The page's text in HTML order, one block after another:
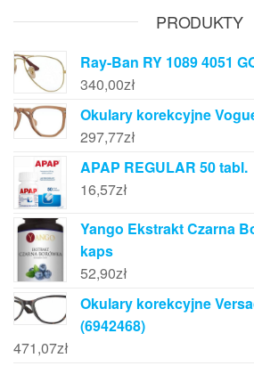
PRODUKTY
Ray-Ban RY 1089 4051
340,00zł
Okulary korekcyjne
297,77zł
APAP REGULAR 50 tabl.
16,57zł
Yango Ekstrakt Czarna
kaps
52,90zł
Okulary korekcyjne
(6942468)
471,07zł